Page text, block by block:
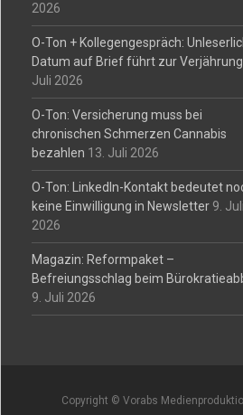
2026
O-Ton + Kollegengespräch:
Datum auf Brief führt zur Verjährung
Juli 2026
O-Ton: Versicherung muss bei
chronischen Schmerzen Cannabis
bezahlen 13. Juli 2026
O-Ton: LinkedIn-Kontakt bedeutet
keine Einwilligung in Newsletter 9. Juli
2026
Magazin: Reformpaket –
Befreiungsschlag beim
9. Juli 2026
Copyright © Vorabs